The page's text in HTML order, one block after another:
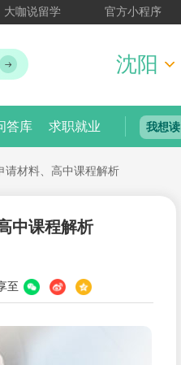
大咖说留学 官方小程序
沈阳
答库 求职就业 我想读
请材料、高中课程解析
中课程解析
至